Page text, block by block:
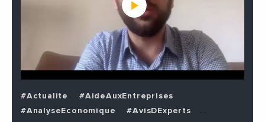
#Actualite
#AideAuxEntreprises
#AnalyseEconomique
#AvisDExperts